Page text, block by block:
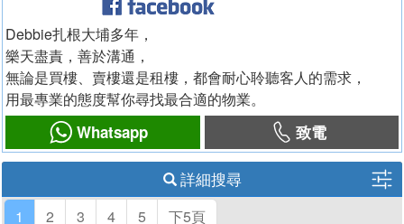
Debbie扎根大埔多年，
樂天盡責，善於溝通，
無論是買樓、賣樓還是租樓，都會耐心聆聽客人的需求，
用最專業的態度幫你尋找最合適的物業。
Whatsapp 致電
詳細搜尋
1 2 3 4 5 下5頁